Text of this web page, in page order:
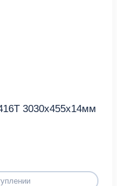
3030х455х14мм